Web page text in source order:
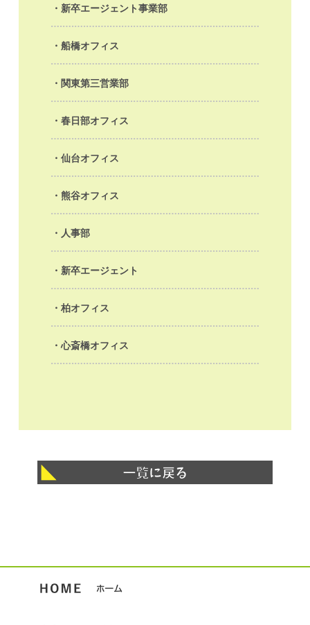
新卒エージェント事業部
船橋オフィス
関東第三営業部
春日部オフィス
仙台オフィス
熊谷オフィス
人事部
新卒エージェント
柏オフィス
心斎橋オフィス